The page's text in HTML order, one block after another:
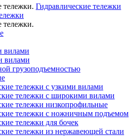
Гидравлические тележки
вилами
вилами
грузоподъемностью
тележки с узкими вилами
тележки с широкими вилами
тележки низкопрофильные
тележки с ножничным подъемом
тележки для бочек
тележки из нержавеющей стали